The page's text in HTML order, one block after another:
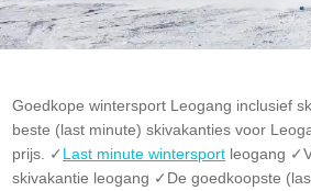
Goedkope wintersport Leogang inclusief
beste (last minute) skivakanties voor
prijs. ✓ Last minute wintersport leogang
skivakantie leogang ✓De goedkoopste